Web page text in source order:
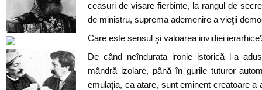
ceasuri de visare fierbinte, la rangul de
de ministru, suprema ademenire a vieţii
Care este sensul şi valoarea invidiei
De când neîndurata ironie istorică l-a
mândră izolare, până în gurile tuturor
emulaţia, ca atare, sunt eminent creatoare a